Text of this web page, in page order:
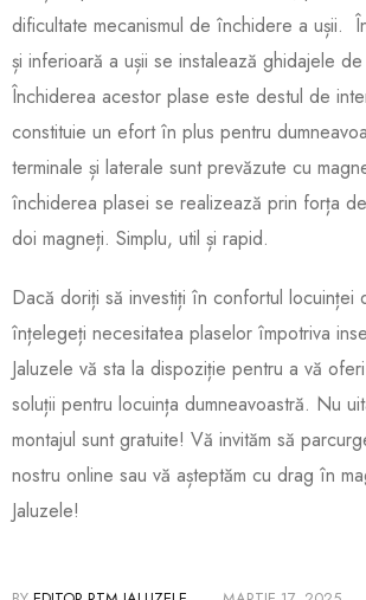
dificultate mecanismul de închidere a ușii.
și inferioară a ușii se instalează ghidajele de
Închiderea acestor plase este destul de
constituie un efort în plus pentru
terminale și laterale sunt prevăzute cu
închiderea plasei se realizează prin forța
doi magneți. Simplu, util și rapid.
Dacă doriți să investiți în confortul locuinței
înțelegeți necesitatea plaselor împotriva
Jaluzele vă sta la dispoziție pentru a vă
soluții pentru locuința dumneavoastră. Nu
montajul sunt gratuite! Vă invităm să
nostru online sau vă așteptăm cu drag în
Jaluzele!